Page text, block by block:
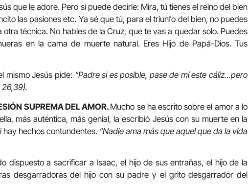
que le adore. Pero sí puede decirle: Mira, tú tienes el reino del bien
las pasiones etc. Ya sé que tú, para el triunfo del bien, no puedes
otra técnica. No hables de la Cruz, que te vas a quedar solo. Puedes
en la cama de muerte natural. Eres Hijo de Papá-Dios. Tus
mismo Jesús pide: “Padre si es posible, pase de mí este cáliz…pero
26,39).
SUPREMA DEL AMOR. Mucho se ha escrito sobre el amor a lo
más auténtica, más genial, la escribió Jesús con su muerte en la
hay hechos contundentes. “Nadie ama más que aquel que da la vida
dispuesto a sacrificar a Isaac, el hijo de sus entrañas, el hijo de la
desgarradoras del hijo con su padre y el grito desgarrador del